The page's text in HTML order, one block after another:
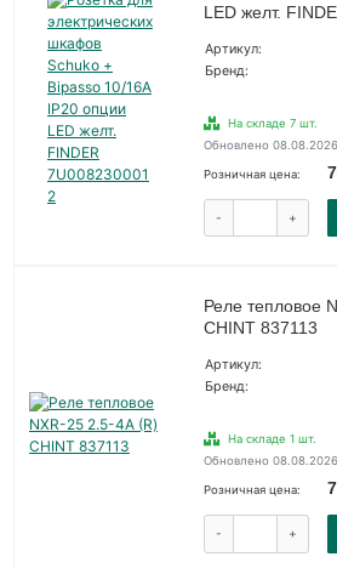
LED желт.
Артикул:
Бренд:
На складе 7 шт.
Обновлено 08.08.2026
Розничная цена:
- +
Реле тепловое
CHINT 837113
Артикул:
Бренд:
На складе 1 шт.
Обновлено 08.08.2026
Розничная цена:
- +